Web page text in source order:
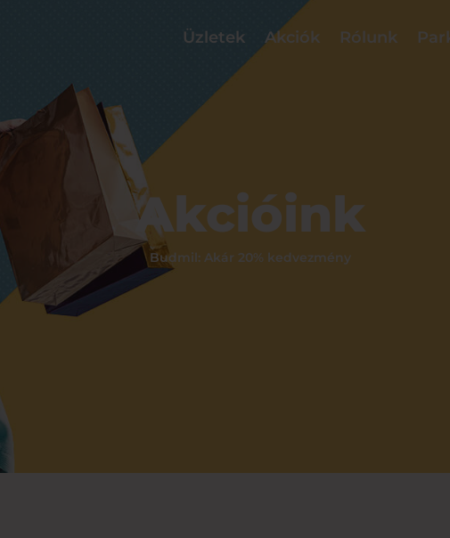
Üzletek Akciók Rólunk
Akcióink
Budmil: Akár 20% kedvezmény